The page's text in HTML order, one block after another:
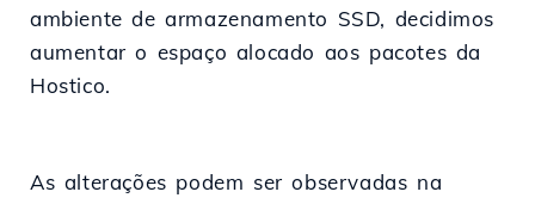
ambiente de armazenamento SSD, decidimos
aumentar o espaço alocado aos pacotes da
Hostico.
As alterações podem ser observadas na